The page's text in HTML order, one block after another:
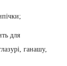
для
ганашу,